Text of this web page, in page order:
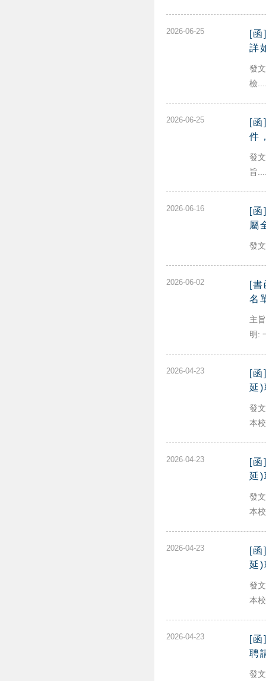
2026-06-25
[
詳
發
檢
2026-06-25
[
件
發
旨
2026-06-16
[函
屬
發
2026-06-02
[
名
主
明:
2026-04-23
[
延)
發
本
2026-04-23
[
延)
發
本
2026-04-23
[
延)
發
本
2026-04-23
[
聘
發